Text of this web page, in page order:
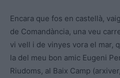
Encara que fos en castellà,
de Comandància, una veu
vi vell i de vinyes vora el mar,
la del meu bon amic Eugeni
Riudoms, al Baix Camp